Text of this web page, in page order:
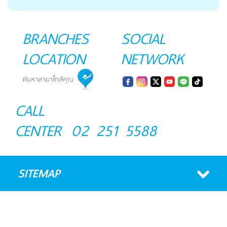
BRANCHES
LOCATION
SOCIAL
NETWORK
CALL
CENTER 02 251 5588
SITEMAP